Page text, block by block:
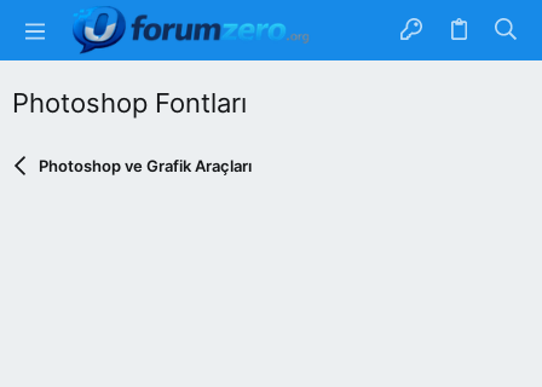
Photoshop Fontları
Photoshop ve Grafik Araçları